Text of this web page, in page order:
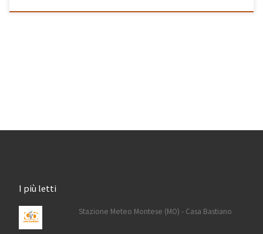
I più letti
Stazione Meteo Montese (MO) - Casa Bastiano